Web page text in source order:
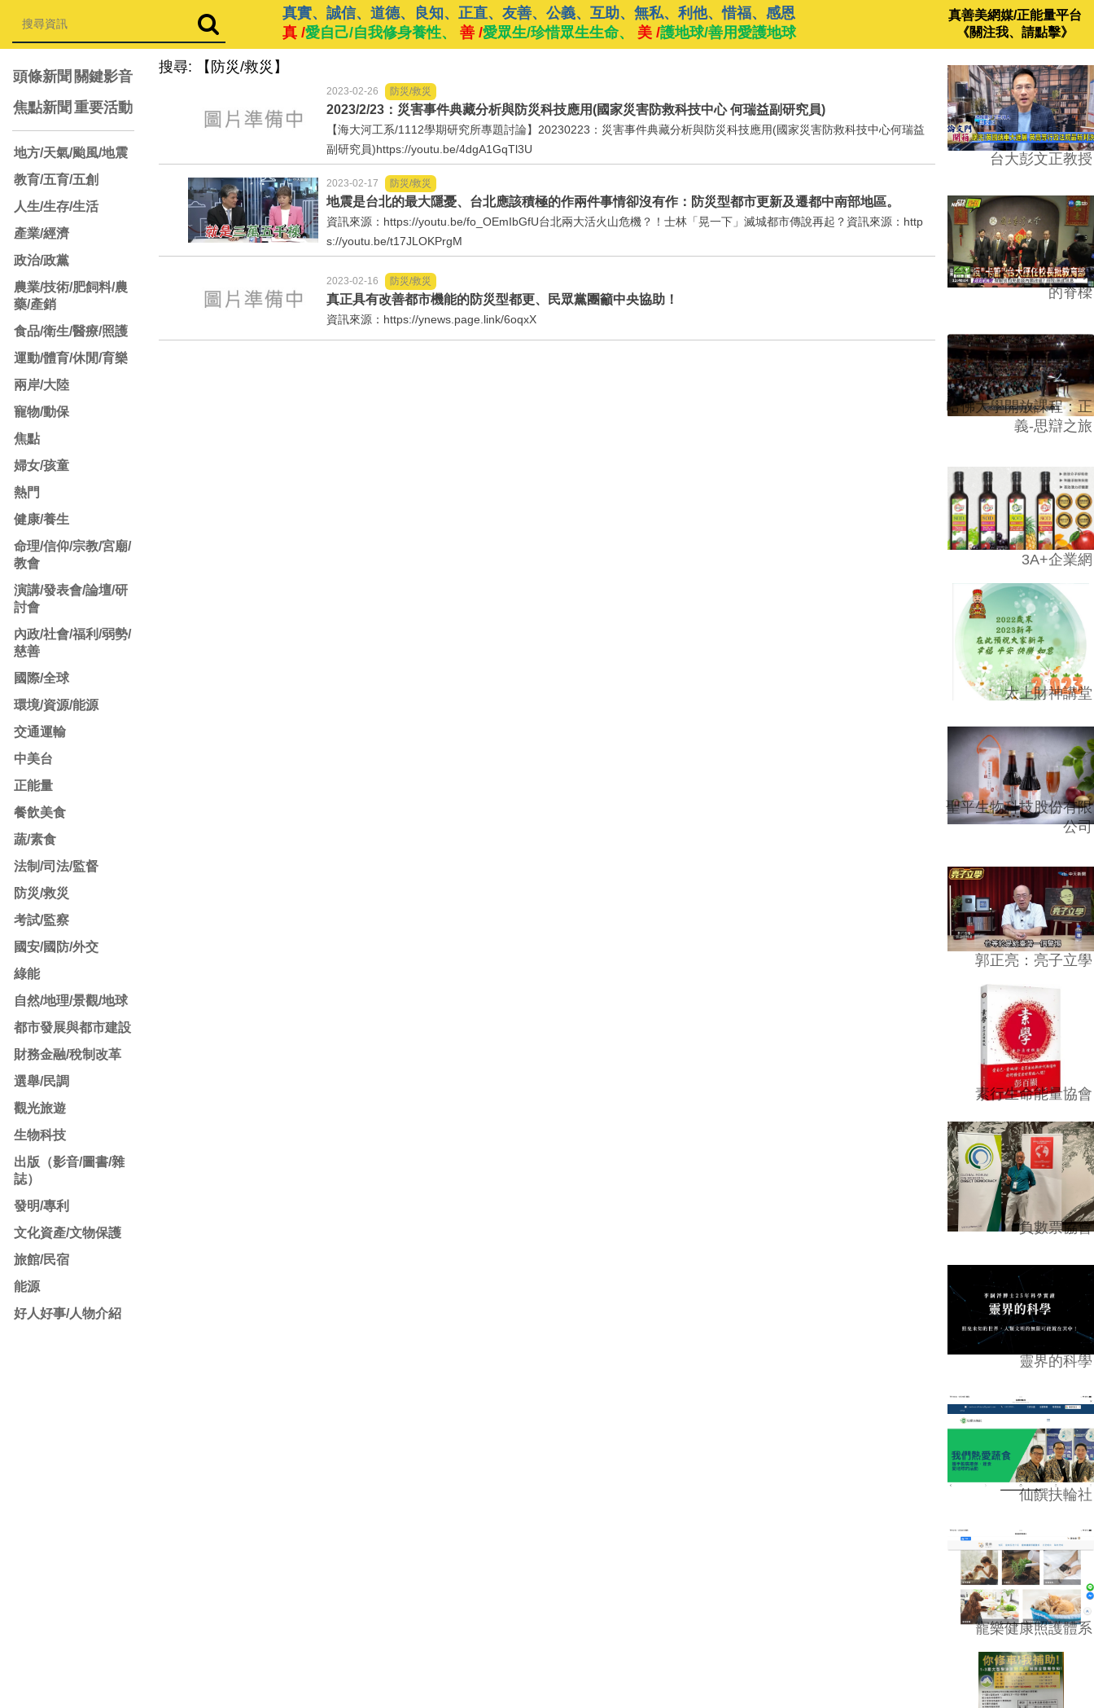
真實、誠信、道德、良知、正直、友善、公義、互助、無私、利他、惜福、感恩
真 /愛自己/自我修身養性、 善 /愛眾生/珍惜眾生生命、 美 /護地球/善用愛護地球
真善美網媒/正能量平台
《關注我、請點擊》
頭條新聞 關鍵影音
焦點新聞 重要活動
地方/天氣/颱風/地震
教育/五育/五創
人生/生存/生活
產業/經濟
政治/政黨
農業/技術/肥飼料/農
藥/產銷
食品/衛生/醫療/照護
運動/體育/休閒/育樂
兩岸/大陸
寵物/動保
焦點
婦女/孩童
熱門
健康/養生
命理/信仰/宗教/宮廟/
教會
演講/發表會/論壇/研
討會
內政/社會/福利/弱勢/
慈善
國際/全球
環境/資源/能源
交通運輸
中美台
正能量
餐飲美食
蔬/素食
法制/司法/監督
防災/救災
考試/監察
國安/國防/外交
綠能
自然/地理/景觀/地球
都市發展與都市建設
財務金融/稅制改革
選舉/民調
觀光旅遊
生物科技
出版（影音/圖書/雜
誌）
發明/專利
文化資產/文物保護
旅館/民宿
能源
好人好事/人物介紹
搜尋: 【防災/救災】
2023-02-26 防災/救災
2023/2/23：災害事件典藏分析與防災科技應用(國家災害防救科技中心 何瑞益副研究員)
【海大河工系/1112學期研究所專題討論】20230223：災害事件典藏分析與防災科技應用(國家災害防救科技中心何瑞益
副研究員)https://youtu.be/4dgA1GqTl3U
2023-02-17 防災/救災
地震是台北的最大隱憂、台北應該積極的作兩件事情卻沒有作：防災型都市更新及遷都中南部地區。
資訊來源：https://youtu.be/fo_OEmIbGfU台北兩大活火山危機？！士林「晃一下」滅城都市傳說再起？資訊來源：http
s://youtu.be/t17JLOKPrgM
2023-02-16 防災/救災
真正具有改善都市機能的防災型都更、民眾黨團籲中央協助！
資訊來源：https://ynews.page.link/6oqxX
台大彭文正教授
台學版的54/64》大學
的脊樑
哈佛大學開放課程：正
義-思辯之旅
3A+企業網
太上財神講堂
聖平生物科技股份有限
公司
郭正亮：亮子立學
素行生命能量協會
負數票協會
靈界的科學
仙饌扶輪社
寵樂健康照護體系